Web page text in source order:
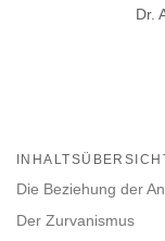
Dr.
Die Beziehung der
Der Zurvanismus